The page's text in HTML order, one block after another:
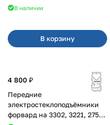
В наличии
В корзину
4 800 ₽
Передние
электростеклоподъёмники
форвард на 3302, 3221, 2752,